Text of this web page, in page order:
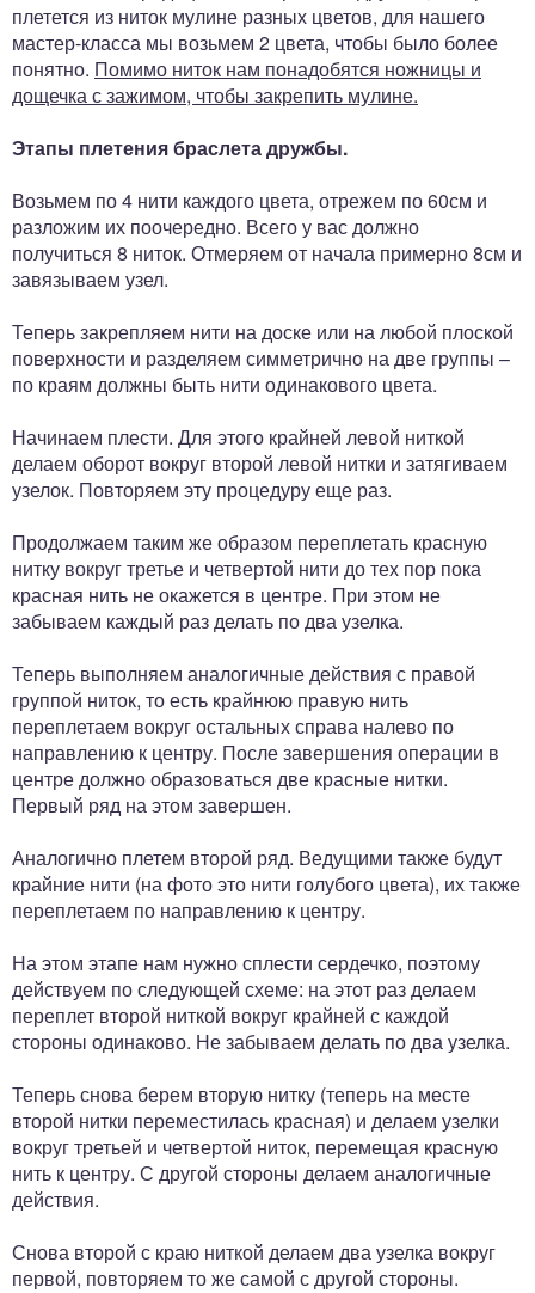
плетется из ниток мулине разных цветов, для нашего
мастер-класса мы возьмем 2 цвета, чтобы было более
понятно. Помимо ниток нам понадобятся ножницы и
дощечка с зажимом, чтобы закрепить мулине.
Этапы плетения браслета дружбы.
Возьмем по 4 нити каждого цвета, отрежем по 60см и
разложим их поочередно. Всего у вас должно
получиться 8 ниток. Отмеряем от начала примерно 8см и
завязываем узел.
Теперь закрепляем нити на доске или на любой плоской
поверхности и разделяем симметрично на две группы –
по краям должны быть нити одинакового цвета.
Начинаем плести. Для этого крайней левой ниткой
делаем оборот вокруг второй левой нитки и затягиваем
узелок. Повторяем эту процедуру еще раз.
Продолжаем таким же образом переплетать красную
нитку вокруг третье и четвертой нити до тех пор пока
красная нить не окажется в центре. При этом не
забываем каждый раз делать по два узелка.
Теперь выполняем аналогичные действия с правой
группой ниток, то есть крайнюю правую нить
переплетаем вокруг остальных справа налево по
направлению к центру. После завершения операции в
центре должно образоваться две красные нитки.
Первый ряд на этом завершен.
Аналогично плетем второй ряд. Ведущими также будут
крайние нити (на фото это нити голубого цвета), их также
переплетаем по направлению к центру.
На этом этапе нам нужно сплести сердечко, поэтому
действуем по следующей схеме: на этот раз делаем
переплет второй ниткой вокруг крайней с каждой
стороны одинаково. Не забываем делать по два узелка.
Теперь снова берем вторую нитку (теперь на месте
второй нитки переместилась красная) и делаем узелки
вокруг третьей и четвертой ниток, перемещая красную
нить к центру. С другой стороны делаем аналогичные
действия.
Снова второй с краю ниткой делаем два узелка вокруг
первой, повторяем то же самой с другой стороны.